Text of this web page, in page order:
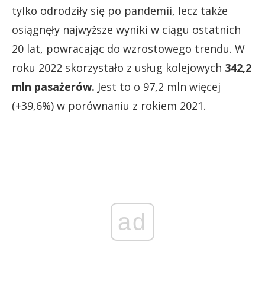
tylko odrodziły się po pandemii, lecz także
osiągnęły najwyższe wyniki w ciągu ostatnich
20 lat, powracając do wzrostowego trendu. W
roku 2022 skorzystało z usług kolejowych 342,2
mln pasażerów. Jest to o 97,2 mln więcej
(+39,6%) w porównaniu z rokiem 2021.
ad